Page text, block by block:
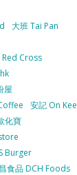
大班 Tai Pan
Cross
屋
安記 On Kee
化寶
Burger
食品 DCH Foods